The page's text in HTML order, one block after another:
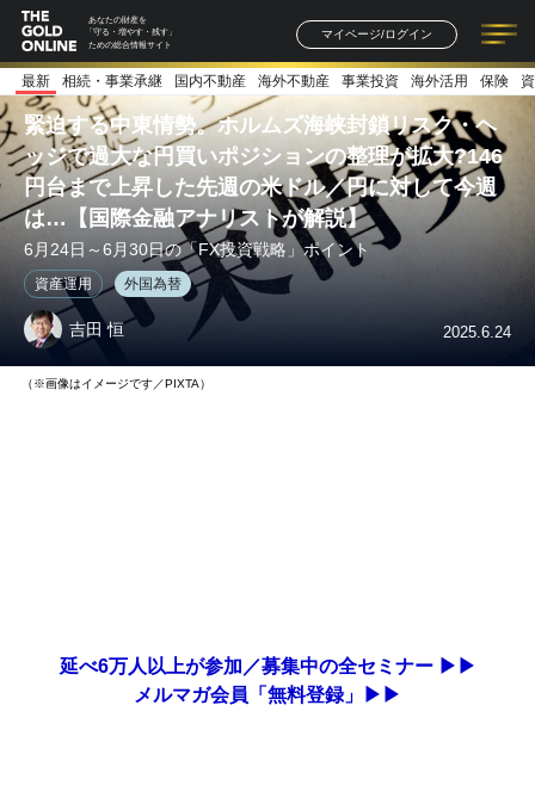
あなたの財産を
「守る・増やす・残す」
ための総合情報サイト
マイページ/ログイン
記事一覧 連載一覧
著者一覧 書籍一覧
最新 相続・事業承継 国内不動産 海外不動産 事業投資 海外活用 保険
緊迫する中東情勢。ホルムズ海峡封鎖リスク・ヘ
ッジで過大な円買いポジションの整理が拡大?146
円台まで上昇した先週の米ドル／円に対して今週
は…【国際金融アナリストが解説】
6月24日～6月30日の「FX投資戦略」ポイント
資産運用 外国為替
吉田 恒 2025.6.24
（※画像はイメージです／PIXTA）
延べ6万人以上が参加／募集中の全セミナー ▶▶
メルマガ会員「無料登録」▶▶